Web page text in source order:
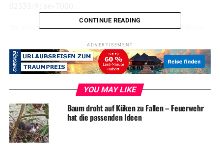
Da sich ähnliche Taten immer wieder ereignen, mahnen
mit Fremden an der Haustür.
Symbolfoto / Archiv
CONTINUE READING
ADVERTISEMENT
YOU MAY LIKE
Baum droht auf Küken zu Fallen – Feuerwehr
hat die passenden Ideen